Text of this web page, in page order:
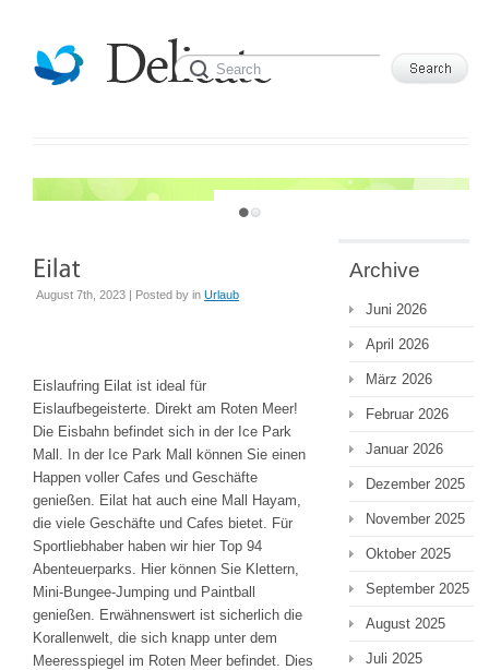
JUST ANOTHER WORDPRESS SITE
August 7th, 2023 | Posted by in Urlaub
Eislaufring Eilat ist ideal für
Eislaufbegeisterte. Direkt am Roten Meer!
Die Eisbahn befindet sich in der Ice Park
Mall. In der Ice Park Mall können Sie einen
Happen voller Cafes und Geschäfte
genießen. Eilat hat auch eine Mall Hayam,
die viele Geschäfte und Cafes bietet. Für
Sportliebhaber haben wir hier Top 94
Abenteuerparks. Hier können Sie Klettern,
Mini-Bungee-Jumping und Paintball
genießen. Erwähnenswert ist sicherlich die
Korallenwelt, die sich knapp unter dem
Meeresspiegel im Roten Meer befindet. Dies
Archive
Juni 2026
April 2026
März 2026
Februar 2026
Januar 2026
Dezember 2025
November 2025
Oktober 2025
September 2025
August 2025
Juli 2025